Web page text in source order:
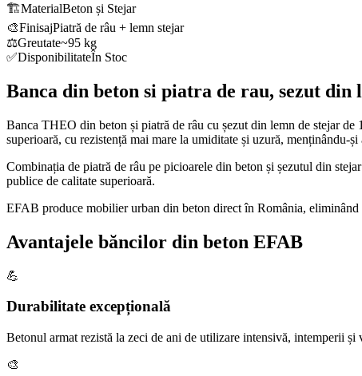
🏗️MaterialBeton și Stejar
🎨FinisajPiatră de râu + lemn stejar
⚖️Greutate~95 kg
✅DisponibilitateÎn Stoc
Banca din beton si piatra de rau, sezut
Banca THEO din beton și piatră de râu cu șezut din lemn de stejar
superioară, cu rezistență mai mare la umiditate și uzură, menținându-
Combinația de piatră de râu pe picioarele din beton și șezutul din
publice de calitate superioară.
EFAB produce mobilier urban din beton direct în România,
Avantajele băncilor din beton EFAB
💪
Durabilitate excepțională
Betonul armat rezistă la zeci de ani de utilizare intensivă, intemperii și
🎨